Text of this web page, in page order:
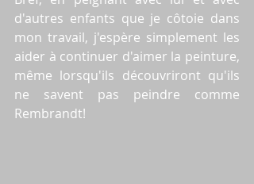
d'autres enfants que je côtoie dans
mon travail, j'espère simplement les
aider à continuer d'aimer la peinture,
même lorsqu'ils découvriront qu'ils
ne savent pas peindre comme
Rembrandt!